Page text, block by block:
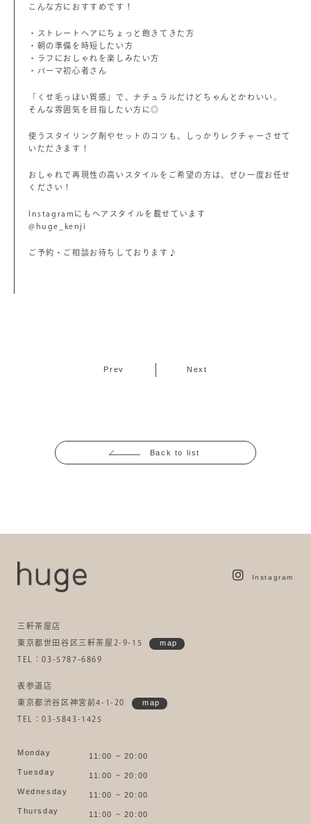
こんな方におすすめです！
・ストレートヘアにちょっと飽きてきた方
・朝の準備を時短したい方
・ラフにおしゃれを楽しみたい方
・パーマ初心者さん
「くせ毛っぽい質感」で、ナチュラルだけどちゃんとかわいい。
そんな雰囲気を目指したい方に◎
使うスタイリング剤やセットのコツも、しっかりレクチャーさせて
いただきます！
おしゃれで再現性の高いスタイルをご希望の方は、ぜひ一度お任せ
ください！
Instagramにもヘアスタイルを載せています
@huge_kenji
ご予約・ご相談お待ちしております♪
Prev Next
Back to list
Instagram
三軒茶屋店
東京都世田谷区三軒茶屋2-9-15 map
TEL：03-5787-6869
表参道店
東京都渋谷区神宮前4-1-20 map
TEL：03-5843-1425
Monday
11:00 ~ 20:00
Tuesday
11:00 ~ 20:00
Wednesday
11:00 ~ 20:00
Thursday
11:00 ~ 20:00